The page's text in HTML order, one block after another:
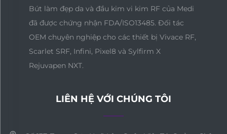
Bút làm đẹp da và đầu kim vi kim RF của Medi
đã được chứng nhận FDA/ISO13485. Đối tác
OEM chuyên nghiệp cho các thiết bị Vivace RF,
Scarlet SRF, Infini, Pixel8 và Sylfirm X
Rejuvapen NXT.
LIÊN HỆ VỚI CHÚNG TÔI